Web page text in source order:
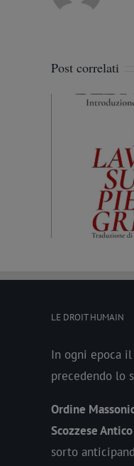
Post correlati
LE DROIT HUMAIN
In ogni epoca il
precedendo lo
Ordine
Scozzese
sorto